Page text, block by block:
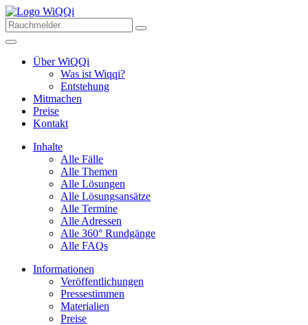
Über WiQQi
Was ist Wiqqi?
Entstehung
Mitmachen
Preise
Kontakt
Inhalte
Alle Fälle
Alle Themen
Alle Lösungen
Alle Lösungsansätze
Alle Termine
Alle Adressen
Alle 360° Rundgänge
Alle FAQs
Informationen
Veröffentlichungen
Pressestimmen
Materialien
Preise